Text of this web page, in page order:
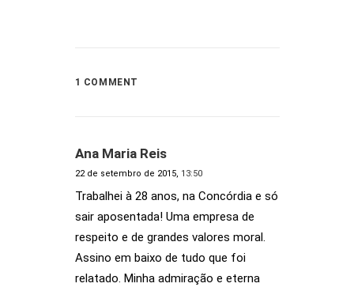
1 COMMENT
Ana Maria Reis
22 de setembro de 2015, 13:50
Trabalhei à 28 anos, na Concórdia e só
sair aposentada! Uma empresa de
respeito e de grandes valores moral.
Assino em baixo de tudo que foi
relatado. Minha admiração e eterna